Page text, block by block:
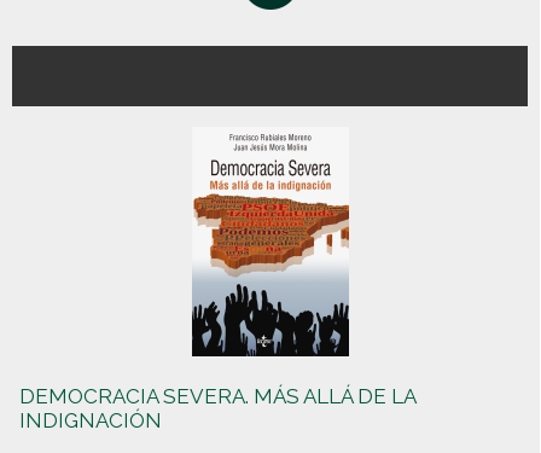
DEMOCRACIA SEVERA. MÁS ALLÁ DE LA
INDIGNACIÓN